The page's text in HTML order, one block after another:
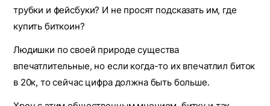
трубки и фейсбуки? И не просят подсказать им, где
купить биткоин?
Людишки по своей природе существа
впечатлительные, но если когда-то их впечатлил биток
в 20к, то сейчас цифра должна быть больше.